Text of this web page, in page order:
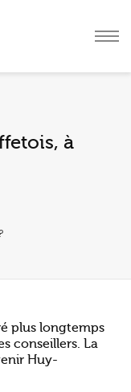
à
plus longtemps
conseillers. La
Huy-